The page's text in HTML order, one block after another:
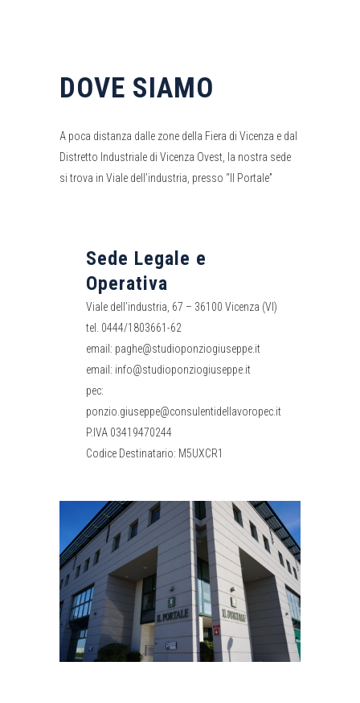
DOVE SIAMO
A poca distanza dalle zone della Fiera di Vicenza e dal
Distretto Industriale di Vicenza Ovest, la nostra sede
si trova in Viale dell’industria, presso “Il Portale”
Sede Legale e
Operativa
Viale dell’industria, 67 – 36100 Vicenza (VI)
tel. 0444/1803661-62
email: paghe@studioponziogiuseppe.it
email: info@studioponziogiuseppe.it
pec:
ponzio.giuseppe@consulentidellavoropec.it
P.IVA 03419470244
Codice Destinatario: M5UXCR1